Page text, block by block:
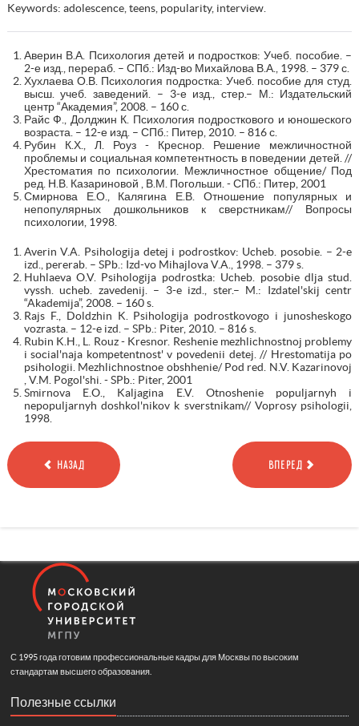
Keywords: adolescence, teens, popularity, interview.
Аверин В.А. Психология детей и подростков: Учеб. пособие. –
2-е изд., перераб. – СПб.: Изд-во Михайлова В.А., 1998. – 379 с.
Хухлаева О.В. Психология подростка: Учеб. пособие для студ.
высш. учеб. заведений. – 3-е изд., стер.– М.: Издательский
центр “Академия”, 2008. – 160 с.
Райс Ф., Долджин К. Психология подросткового и юношеского
возраста. – 12-е изд. – СПб.: Питер, 2010. – 816 с.
Рубин К.Х., Л. Роуз - Креснор. Решение межличностной
проблемы и социальная компетентность в поведении детей. //
Хрестоматия по психологии. Межличностное общение/ Под
ред. Н.В. Казариновой , В.М. Погольши. - СПб.: Питер, 2001
Смирнова Е.О., Калягина Е.В. Отношение популярных и
непопулярных дошкольников к сверстникам// Вопросы
психологии, 1998.
Averin V.A. Psihologija detej i podrostkov: Ucheb. posobie. – 2-e
izd., pererab. – SPb.: Izd-vo Mihajlova V.A., 1998. – 379 s.
Huhlaeva O.V. Psihologija podrostka: Ucheb. posobie dlja stud.
vyssh. ucheb. zavedenij. – 3-e izd., ster.– M.: Izdatel'skij centr
“Akademija”, 2008. – 160 s.
Rajs F., Doldzhin K. Psihologija podrostkovogo i junosheskogo
vozrasta. – 12-e izd. – SPb.: Piter, 2010. – 816 s.
Rubin K.H., L. Rouz - Kresnor. Reshenie mezhlichnostnoj problemy
i social'naja kompetentnost' v povedenii detej. // Hrestomatija po
psihologii. Mezhlichnostnoe obshhenie/ Pod red. N.V. Kazarinovoj
, V.M. Pogol'shi. - SPb.: Piter, 2001
Smirnova E.O., Kaljagina E.V. Otnoshenie populjarnyh i
nepopuljarnyh doshkol'nikov k sverstnikam// Voprosy psihologii,
1998.
НАЗАД ВПЕРЕД
С 1995 года готовим профессиональные кадры для Москвы по высоким
стандартам высшего образования.
Полезные ссылки